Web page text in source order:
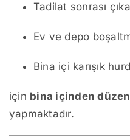
Tadilat sonrası
Ev ve depo
Bina içi karışık
için bina içinden
yapmaktadır.